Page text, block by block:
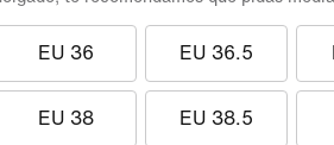
EU 36 EU 36.5
EU 38 EU 38.5